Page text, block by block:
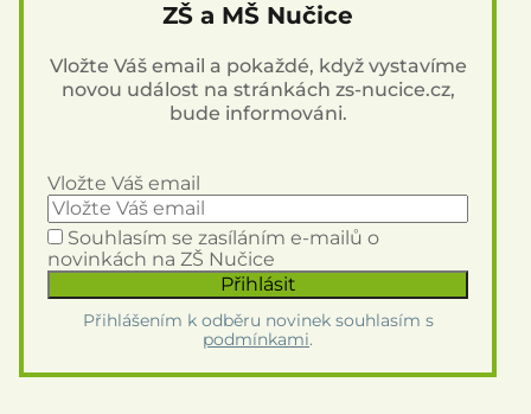
ZŠ a MŠ Nučice
Vložte Váš email a pokaždé, když vystavíme
novou událost na stránkách zs-nucice.cz,
bude informováni.
Vložte Váš email
Souhlasím se zasíláním e-mailů o
novinkách na ZŠ Nučice
Přihlášením k odběru novinek souhlasím s
podmínkami.